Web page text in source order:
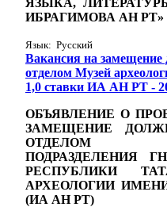
ИБРАГИМОВА АН
Язык: Русский
Вакансия на замещение
отделом Музей
1,0 ставки ИА АН РТ -
ОБЪЯВЛЕНИЕ О
ЗАМЕЩЕНИЕ
ОТДЕЛОМ
ПОДРАЗДЕЛЕНИЯ
РЕСПУБЛИКИ
АРХЕОЛОГИИ
(ИА АН РТ)